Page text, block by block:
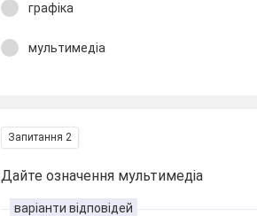
графіка
мультимедіа
Запитання 2
Дайте означення мультимедіа
варіанти відповідей